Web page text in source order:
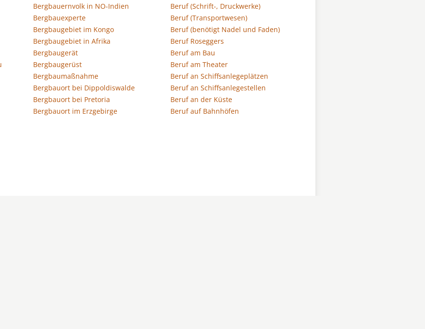
Bergbauernvolk in NO-Indien
Bergbauexperte
Bergbaugebiet im Kongo
Bergbaugebiet in Afrika
Bergbaugerät
Bergbaugerüst
Bergbaumaßnahme
Bergbauort bei Dippoldiswalde
Bergbauort bei Pretoria
Bergbauort im Erzgebirge
Beruf (Schrift-, Druckwerke)
Beruf (Transportwesen)
Beruf (benötigt Nadel und Faden)
Beruf Roseggers
Beruf am Bau
Beruf am Theater
Beruf an Schiffsanlegeplätzen
Beruf an Schiffsanlegestellen
Beruf an der Küste
Beruf auf Bahnhöfen